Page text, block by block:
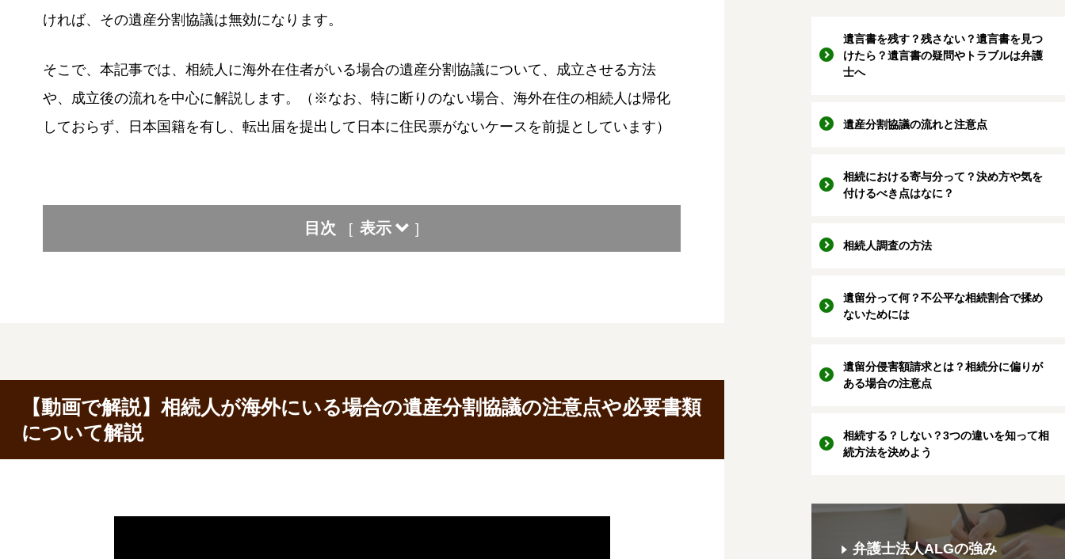
ければ、その遺産分割協議は無効になります。
そこで、本記事では、相続人に海外在住者がいる場合の遺産分割協議について、成立させる方法
や、成立後の流れを中心に解説します。（※なお、特に断りのない場合、海外在住の相続人は帰化
しておらず、日本国籍を有し、転出届を提出して日本に住民票がないケースを前提としています）
目次 [ 表示 ]
【動画で解説】相続人が海外にいる場合の遺産分割協議の注意点や必要書類
について解説
遺言書を残す？残さない？遺言書を見つ
けたら？遺言書の疑問やトラブルは弁護
士へ
遺産分割協議の流れと注意点
相続における寄与分って？決め方や気を
付けるべき点はなに？
相続人調査の方法
遺留分って何？不公平な相続割合で揉め
ないためには
遺留分侵害額請求とは？相続分に偏りが
ある場合の注意点
相続する？しない？3つの違いを知って相
続方法を決めよう
弁護士法人ALGの強み